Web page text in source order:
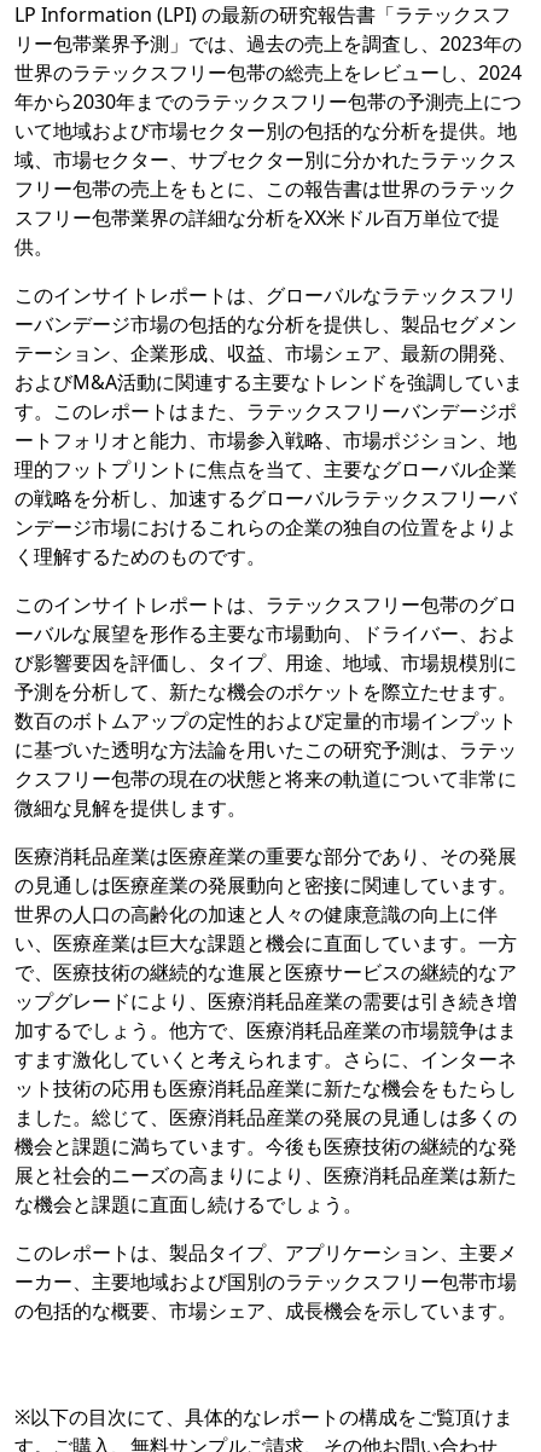
LP Information (LPI) の最新の研究報告書「ラテックスフ
リー包帯業界予測」では、過去の売上を調査し、2023年の
世界のラテックスフリー包帯の総売上をレビューし、2024
年から2030年までのラテックスフリー包帯の予測売上につ
いて地域および市場セクター別の包括的な分析を提供。地
域、市場セクター、サブセクター別に分かれたラテックス
フリー包帯の売上をもとに、この報告書は世界のラテック
スフリー包帯業界の詳細な分析をXX米ドル百万単位で提
供。
このインサイトレポートは、グローバルなラテックスフリ
ーバンデージ市場の包括的な分析を提供し、製品セグメン
テーション、企業形成、収益、市場シェア、最新の開発、
およびM&A活動に関連する主要なトレンドを強調していま
す。このレポートはまた、ラテックスフリーバンデージポ
ートフォリオと能力、市場参入戦略、市場ポジション、地
理的フットプリントに焦点を当て、主要なグローバル企業
の戦略を分析し、加速するグローバルラテックスフリーバ
ンデージ市場におけるこれらの企業の独自の位置をよりよ
く理解するためのものです。
このインサイトレポートは、ラテックスフリー包帯のグロ
ーバルな展望を形作る主要な市場動向、ドライバー、およ
び影響要因を評価し、タイプ、用途、地域、市場規模別に
予測を分析して、新たな機会のポケットを際立たせます。
数百のボトムアップの定性的および定量的市場インプット
に基づいた透明な方法論を用いたこの研究予測は、ラテッ
クスフリー包帯の現在の状態と将来の軌道について非常に
微細な見解を提供します。
医療消耗品産業は医療産業の重要な部分であり、その発展
の見通しは医療産業の発展動向と密接に関連しています。
世界の人口の高齢化の加速と人々の健康意識の向上に伴
い、医療産業は巨大な課題と機会に直面しています。一方
で、医療技術の継続的な進展と医療サービスの継続的なア
ップグレードにより、医療消耗品産業の需要は引き続き増
加するでしょう。他方で、医療消耗品産業の市場競争はま
すます激化していくと考えられます。さらに、インターネ
ット技術の応用も医療消耗品産業に新たな機会をもたらし
ました。総じて、医療消耗品産業の発展の見通しは多くの
機会と課題に満ちています。今後も医療技術の継続的な発
展と社会的ニーズの高まりにより、医療消耗品産業は新た
な機会と課題に直面し続けるでしょう。
このレポートは、製品タイプ、アプリケーション、主要メ
ーカー、主要地域および国別のラテックスフリー包帯市場
の包括的な概要、市場シェア、成長機会を示しています。
※以下の目次にて、具体的なレポートの構成をご覧頂けま
す。ご購入、無料サンプルご請求、その他お問い合わせ